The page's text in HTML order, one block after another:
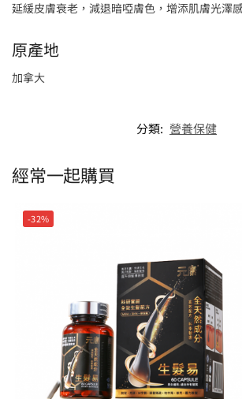
延緩皮膚衰老，減退暗啞膚色，增添肌膚光澤
原產地
加拿大
分類: 營養保健
經常一起購買
-32%